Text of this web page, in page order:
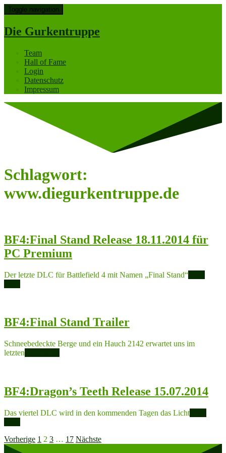
Toggle navigation
Die Gurkentruppe
Team
Hall of Fame
Login
Datenschutz
Impressum
Schlagwort:
www.diegurkentruppe.de
BF4:Final Stand Release 18.11.2014 für
PC Premium
Der letzte DLC für Battlefield 4 mit Namen „Final Stand“
BF4:Final Stand Trailer
Schneebedeckte Berge und ein Hauch 2142 erwartet uns im
letzten
BF4:Dragon’s Teeth Release 15.07.2014
Das viertel DLC wird in den kommenden Tagen das Licht
Seitennummerierung
Vorherige 1 2 3 … 17 Nächste